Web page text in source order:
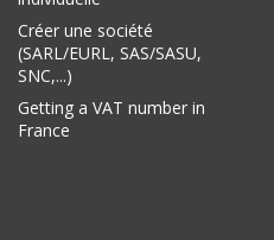
Créer une société
(SARL/EURL, SAS/SASU,
SNC,...)
Getting a VAT number in
France